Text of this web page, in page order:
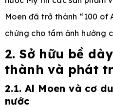
Moen đã trở thành “100 of
chứng cho tầm ảnh hưởng
2. Sở hữu bề
thành và phát
2.1. Al Moen và cơ
nước